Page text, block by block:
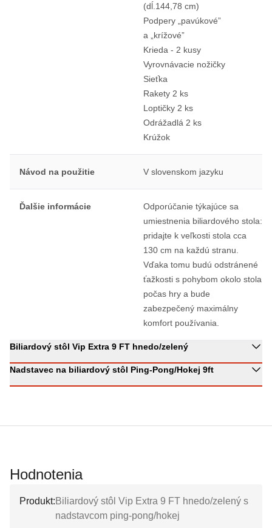
(dĺ.144,78 cm)
Podpery „pavúkové”
a „krížové”
Krieda - 2 kusy
Vyrovnávacie nožičky
Sieťka
Rakety 2 ks
Loptičky 2 ks
Odrážadlá 2 ks
Krúžok
Návod na použitie V slovenskom jazyku
Ďalšie informácie
Odporúčanie týkajúce sa
umiestnenia biliardového stola:
pridajte k veľkosti stola cca
130 cm na každú stranu.
Vďaka tomu budú odstránené
ťažkosti s pohybom okolo stola
počas hry a bude
zabezpečený maximálny
komfort používania.
Biliardový stôl Vip Extra 9 FT hnedo/zelený
Nadstavec na biliardový stôl Ping-Pong/Hokej 9ft
Hodnotenia
Produkt: Biliardový stôl Vip Extra 9 FT hnedo/zelený s
nadstavcom ping-pong/hokej